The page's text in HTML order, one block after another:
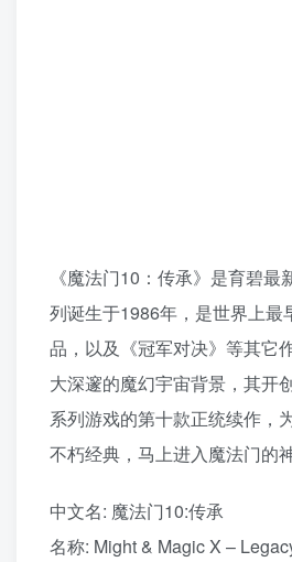
《魔法门10：传承》是育碧
列诞生于1986年，是世界上
品，以及《冠军对决》等其它
大深邃的魔幻宇宙背景，其开
系列游戏的第十款正统续作，
不朽经典，马上进入魔法门的
中文名: 魔法门10:传承
名称: Might & Magic X –